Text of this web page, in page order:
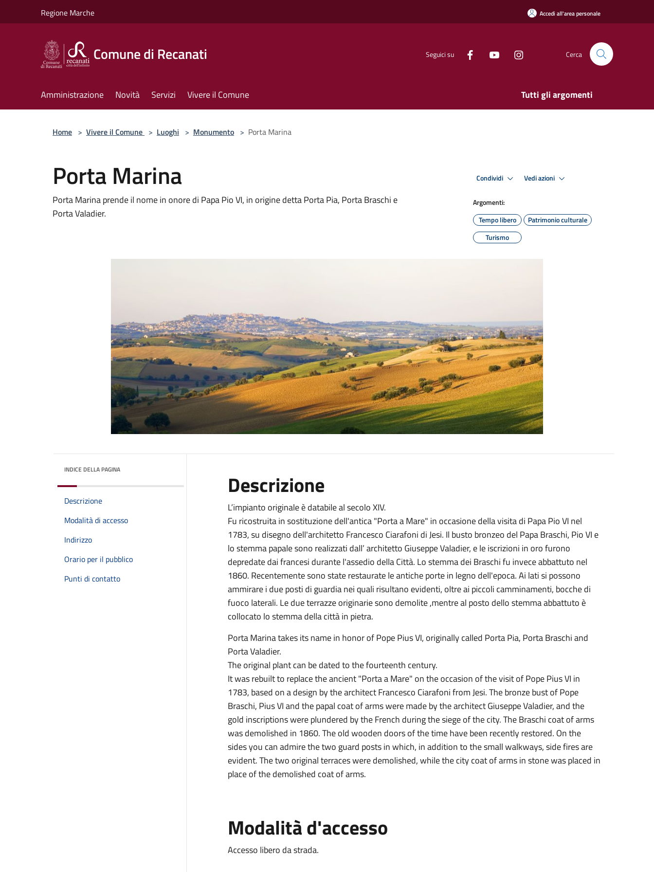
Regione Marche Accedi all'area personale
Comune di Recanati Seguici su Cerca
Amministrazione Novità Servizi Vivere il Comune Tutti gli argomenti
Home > Vivere il Comune > Luoghi > Monumento > Porta Marina
Porta Marina
Porta Marina prende il nome in onore di Papa Pio VI, in origine detta Porta Pia, Porta Braschi e
Porta Valadier.
Condividi Vedi azioni
Argomenti:
Tempo libero
Patrimonio culturale
Turismo
INDICE DELLA PAGINA
Descrizione
Modalità di accesso
Indirizzo
Orario per il pubblico
Punti di contatto
Descrizione
L’impianto originale è databile al secolo XIV.
Fu ricostruita in sostituzione dell'antica "Porta a Mare" in occasione della visita di Papa Pio VI nel
1783, su disegno dell'architetto Francesco Ciarafoni di Jesi. Il busto bronzeo del Papa Braschi, Pio VI e
lo stemma papale sono realizzati dall’ architetto Giuseppe Valadier, e le iscrizioni in oro furono
depredate dai francesi durante l'assedio della Città. Lo stemma dei Braschi fu invece abbattuto nel
1860. Recentemente sono state restaurate le antiche porte in legno dell'epoca. Ai lati si possono
ammirare i due posti di guardia nei quali risultano evidenti, oltre ai piccoli camminamenti, bocche di
fuoco laterali. Le due terrazze originarie sono demolite ,mentre al posto dello stemma abbattuto è
collocato lo stemma della città in pietra.
Porta Marina takes its name in honor of Pope Pius VI, originally called Porta Pia, Porta Braschi and
Porta Valadier.
The original plant can be dated to the fourteenth century.
It was rebuilt to replace the ancient "Porta a Mare" on the occasion of the visit of Pope Pius VI in
1783, based on a design by the architect Francesco Ciarafoni from Jesi. The bronze bust of Pope
Braschi, Pius VI and the papal coat of arms were made by the architect Giuseppe Valadier, and the
gold inscriptions were plundered by the French during the siege of the city. The Braschi coat of arms
was demolished in 1860. The old wooden doors of the time have been recently restored. On the
sides you can admire the two guard posts in which, in addition to the small walkways, side fires are
evident. The two original terraces were demolished, while the city coat of arms in stone was placed in
place of the demolished coat of arms.
Modalità d'accesso
Accesso libero da strada.